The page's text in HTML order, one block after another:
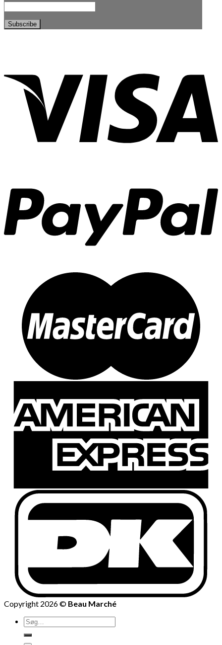
Copyright 2026 © Beau Marché
Søg
efter: